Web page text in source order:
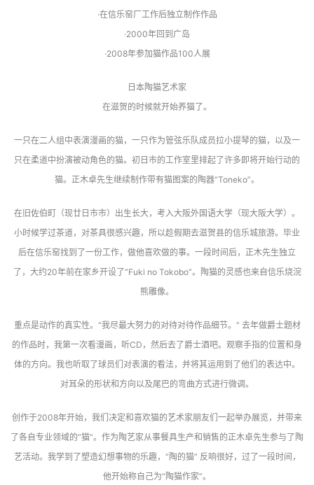
·在信乐窑厂工作后独立制作作品
·2000年回到广岛
·2008年参加猫作品100人展
日本陶猫艺术家
在滋贺的时候就开始养猫了。
一只在二人组中表演漫画的猫，一只作为管弦乐队成员拉小提琴的猫，以及一
只在柔道中扮演被动角色的猫。初日市的工作室里排起了许多即将开始行动的
猫。正木卓先生继续制作带有猫图案的陶器“Toneko”。
在旧佐伯町（现廿日市市）出生长大，考入大阪外国语大学（现大阪大学）。
小时候学过茶道，对茶具很感兴趣，所以趁假期去滋贺县的信乐城旅游。毕业
后在信乐窑找到了一份工作，做他喜欢做的事。一段时间后，正木先生独立
了，大约20年前在家乡开设了“Fuki no Tokobo”。陶猫的灵感也来自信乐烧浣
熊雕像。
重点是动作的真实性。“我尽最大努力的对待对待作品细节。” 去年做爵士题材
的作品时，我第一次看漫画，听CD，然后去了爵士酒吧。观察手指的位置和身
体的方向。我也听取了球员们对表演的看法，并将其运用到了他们的表达中。
对耳朵的形状和方向以及尾巴的弯曲方式进行微调。
创作于2008年开始，我们决定和喜欢猫的艺术家朋友们一起举办展览，并带来
了各自专业领域的“猫”。作为陶艺家从事餐具生产和销售的正木卓先生参与了陶
艺活动。我学到了塑造幻想事物的乐趣，“陶的猫” 反响很好，过了一段时间，
他开始称自己为“陶猫作家”。